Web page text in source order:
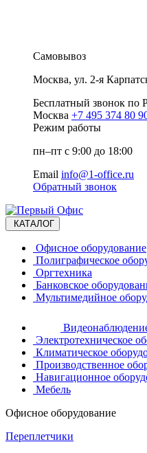
Самовывоз
Москва, ул. 2-я
Бесплатный звонок по
Москва +7 495 374 80
Режим работы
пн–пт с 9:00 до 18:00
Email info@1-office.ru
Обратный звонок
КАТАЛОГ
Офисное оборудование
Полиграфическое
Оргтехника
Банковское
Мультимедийное
Электротехническое
Климатическое
Производственное
Навигационное
Мебель
Офисное оборудование
Переплетчики